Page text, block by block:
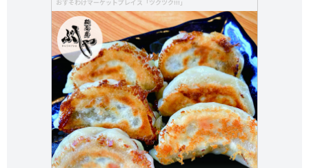
おすそわけマーケットプレイス「ツクツク!!!」